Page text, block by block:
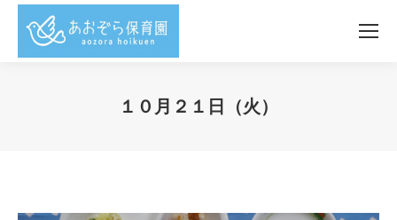
１０月２１日（火）